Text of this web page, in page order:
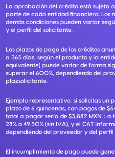
La aprobación del crédito está sujeta
parte de cada entidad financiera. Los
demás condiciones pueden variar
y el perfil del solicitante.
Los plazos de pago de los créditos
a 365 días, según el producto y la
equivalente) puede variar de forma
superar el 600%, dependiendo del
plazsolicitante.
Ejemplo representativo: si solicitas un
plazo de 6 quincenas, con pagos de
total a pagar sería de $3,882 MXN. La
28% a 49.50% (sin IVA), y el CAT
dependiendo del proveedor y del perfil
El incumplimiento de pago puede